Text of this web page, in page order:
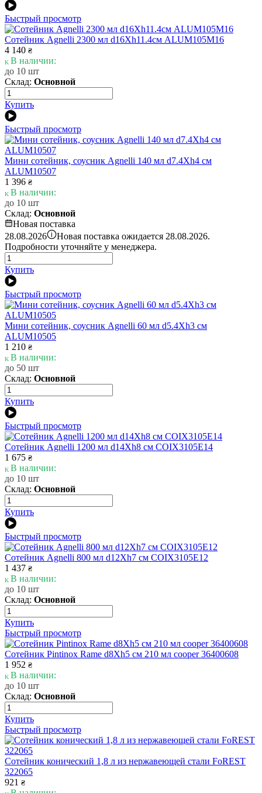
Быстрый просмотр
Сотейник Agnelli 2300 мл d16Xh11.4см ALUM105M16
4 140 ₴
В наличии:
до 10 шт
Склад: Основной
Купить
Быстрый просмотр
Мини сотейник, соусник Agnelli 140 мл d7.4Xh4 см
ALUM10507
1 396 ₴
В наличии:
до 10 шт
Склад: Основной
Новая поставка
28.08.2026 i Новая поставка ожидается 28.08.2026.
Подробности уточняйте у менеджера.
Купить
Быстрый просмотр
Мини сотейник, соусник Agnelli 60 мл d5.4Xh3 см
ALUM10505
1 210 ₴
В наличии:
до 50 шт
Склад: Основной
Купить
Быстрый просмотр
Сотейник Agnelli 1200 мл d14Xh8 см COIX3105E14
1 675 ₴
В наличии:
до 10 шт
Склад: Основной
Купить
Быстрый просмотр
Сотейник Agnelli 800 мл d12Xh7 см COIX3105E12
1 437 ₴
В наличии:
до 10 шт
Склад: Основной
Купить
Быстрый просмотр
Сотейник Pintinox Rame d8Xh5 см 210 мл cooper 36400608
1 952 ₴
В наличии:
до 10 шт
Склад: Основной
Купить
Быстрый просмотр
Сотейник конический 1,8 л из нержавеющей стали FoREST
322065
921 ₴